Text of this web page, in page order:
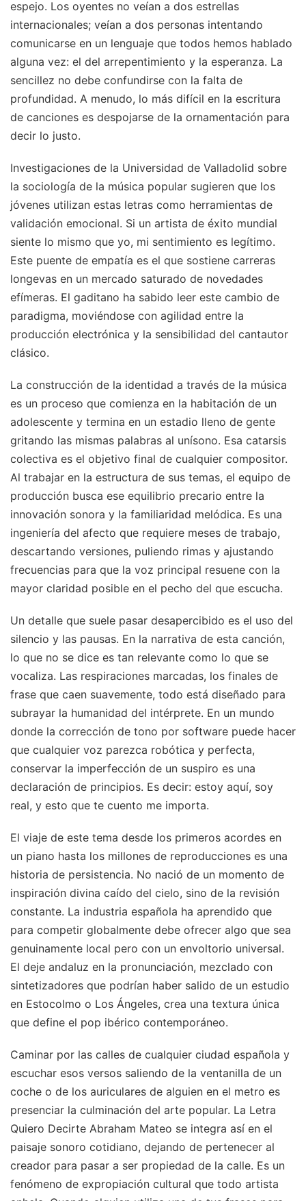
espejo. Los oyentes no veían a dos estrellas
internacionales; veían a dos personas intentando
comunicarse en un lenguaje que todos hemos hablado
alguna vez: el del arrepentimiento y la esperanza. La
sencillez no debe confundirse con la falta de
profundidad. A menudo, lo más difícil en la escritura
de canciones es despojarse de la ornamentación para
decir lo justo.
Investigaciones de la Universidad de Valladolid sobre
la sociología de la música popular sugieren que los
jóvenes utilizan estas letras como herramientas de
validación emocional. Si un artista de éxito mundial
siente lo mismo que yo, mi sentimiento es legítimo.
Este puente de empatía es el que sostiene carreras
longevas en un mercado saturado de novedades
efímeras. El gaditano ha sabido leer este cambio de
paradigma, moviéndose con agilidad entre la
producción electrónica y la sensibilidad del cantautor
clásico.
La construcción de la identidad a través de la música
es un proceso que comienza en la habitación de un
adolescente y termina en un estadio lleno de gente
gritando las mismas palabras al unísono. Esa catarsis
colectiva es el objetivo final de cualquier compositor.
Al trabajar en la estructura de sus temas, el equipo de
producción busca ese equilibrio precario entre la
innovación sonora y la familiaridad melódica. Es una
ingeniería del afecto que requiere meses de trabajo,
descartando versiones, puliendo rimas y ajustando
frecuencias para que la voz principal resuene con la
mayor claridad posible en el pecho del que escucha.
Un detalle que suele pasar desapercibido es el uso del
silencio y las pausas. En la narrativa de esta canción,
lo que no se dice es tan relevante como lo que se
vocaliza. Las respiraciones marcadas, los finales de
frase que caen suavemente, todo está diseñado para
subrayar la humanidad del intérprete. En un mundo
donde la corrección de tono por software puede hacer
que cualquier voz parezca robótica y perfecta,
conservar la imperfección de un suspiro es una
declaración de principios. Es decir: estoy aquí, soy
real, y esto que te cuento me importa.
El viaje de este tema desde los primeros acordes en
un piano hasta los millones de reproducciones es una
historia de persistencia. No nació de un momento de
inspiración divina caído del cielo, sino de la revisión
constante. La industria española ha aprendido que
para competir globalmente debe ofrecer algo que sea
genuinamente local pero con un envoltorio universal.
El deje andaluz en la pronunciación, mezclado con
sintetizadores que podrían haber salido de un estudio
en Estocolmo o Los Ángeles, crea una textura única
que define el pop ibérico contemporáneo.
Caminar por las calles de cualquier ciudad española y
escuchar esos versos saliendo de la ventanilla de un
coche o de los auriculares de alguien en el metro es
presenciar la culminación del arte popular. La Letra
Quiero Decirte Abraham Mateo se integra así en el
paisaje sonoro cotidiano, dejando de pertenecer al
creador para pasar a ser propiedad de la calle. Es un
fenómeno de expropiación cultural que todo artista